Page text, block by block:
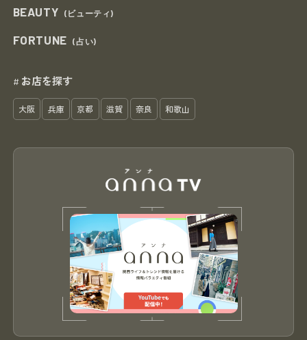
BEAUTY (ビューティ)
FORTUNE (占い)
# お店を探す
大阪 兵庫 京都 滋賀 奈良 和歌山